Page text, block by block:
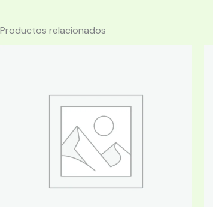
Productos relacionados